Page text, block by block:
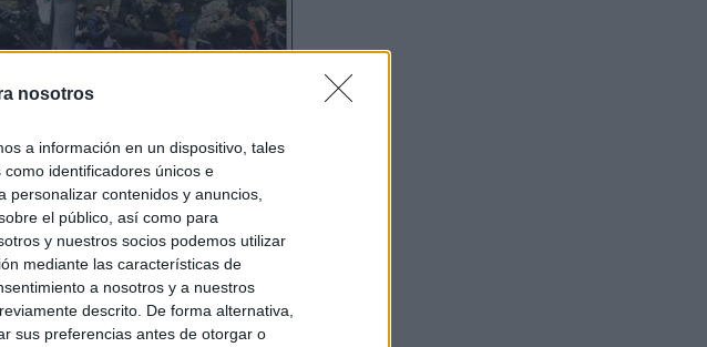
nosotros
a información en un dispositivo, tales
identificadores únicos e
contenidos y anuncios,
el público, así como para
y nuestros socios podemos utilizar
mediante las características de
a nosotros y a nuestros
descrito. De forma alternativa,
sus preferencias antes de otorgar o